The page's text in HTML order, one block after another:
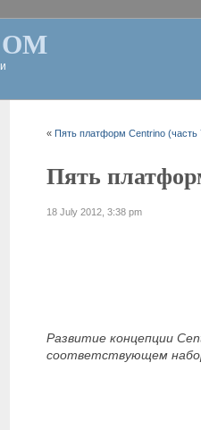
«Пять платформ Centrino (часть
Пять
18 July 2012, 3:38 pm
Развитие концепции
соответствующем